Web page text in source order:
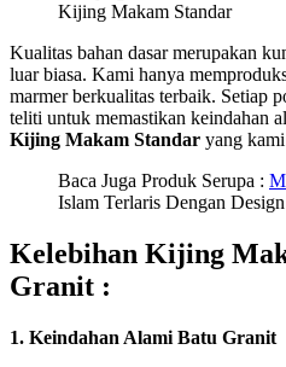
Kijing Makam Standar
Kualitas bahan dasar merupakan
luar biasa. Kami hanya
marmer berkualitas terbaik. Setiap
teliti untuk memastikan keindahan
Kijing Makam Standar yang
Baca Juga Produk Serupa :
Islam Terlaris Dengan
Kelebihan Kijing
Granit :
1. Keindahan Alami Batu Granit